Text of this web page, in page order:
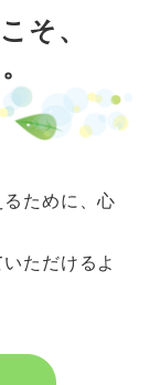
そ、
ために、心
ただけるよ